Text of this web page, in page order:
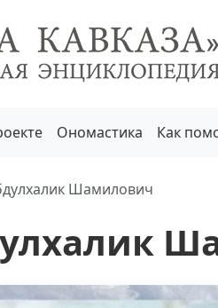
Ономастика Как
Шамилович